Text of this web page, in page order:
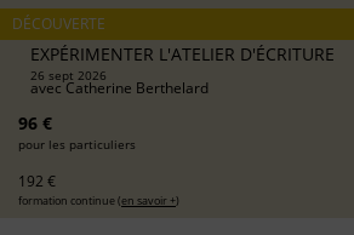
DÉCOUVERTE
EXPÉRIMENTER L'ATELIER D'ÉCRITURE
26 sept 2026
avecCatherine Berthelard
96 €
pour les particuliers
192 €
formation continue (en savoir +)